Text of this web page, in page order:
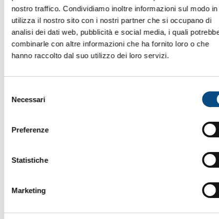
nostro traffico. Condividiamo inoltre informazioni sul modo
utilizza il nostro sito con i nostri partner che si occupano di
analisi dei dati web, pubblicità e social media, i quali
combinarle con altre informazioni che ha fornito loro o che
hanno raccolto dal suo utilizzo dei loro servizi.
delNecessari
Preferenze
Statistiche
Marketing